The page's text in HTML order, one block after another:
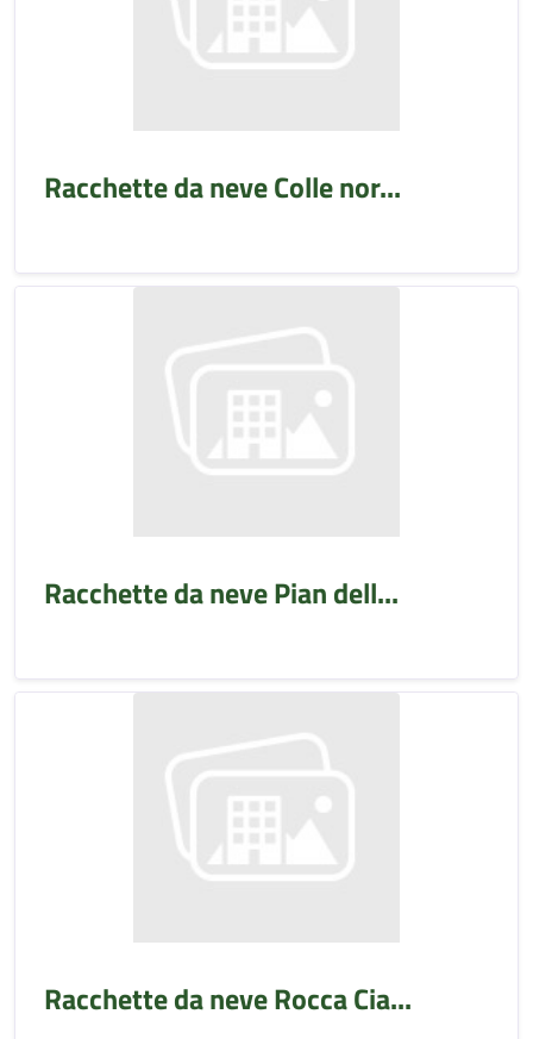
Racchette da neve Colle nor...
Racchette da neve Pian dell...
Racchette da neve Rocca Cia...